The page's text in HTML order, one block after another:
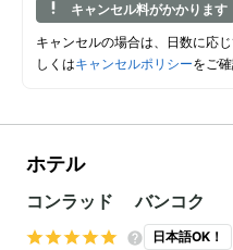
キャンセル料がかかります
キャンセルの場合は、日数に応
しくはキャンセルポリシーをご確
ホテル
コンラッド バンコク
日本語OK！